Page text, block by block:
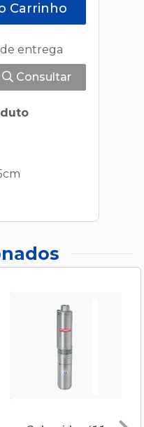
Carrinho
entrega
Consultar